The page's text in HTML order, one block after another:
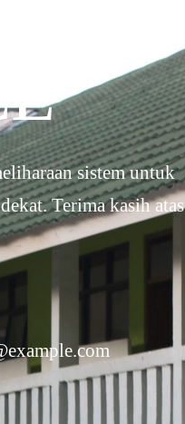
sistem untuk
Terima kasih atas